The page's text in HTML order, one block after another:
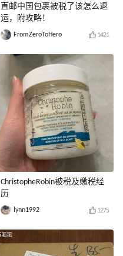
直邮中国包裹被税了该怎么退
运，附攻略！
FromZeroToHero 1421
ChristopheRobin被税及缴税经
历
lynn1992 1275